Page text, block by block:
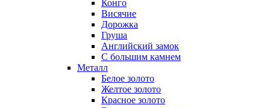
Конго
Висячие
Дорожка
Груша
Английский замок
С большим камнем
Металл
Белое золото
Желтое золото
Красное золото